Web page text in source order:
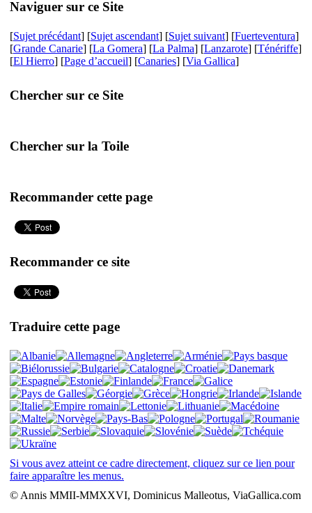
Naviguer sur ce Site
[Sujet précédant] [Sujet ascendant] [Sujet suivant] [Fuerteventura]
[Grande Canarie] [La Gomera] [La Palma] [Lanzarote] [Ténériffe]
[El Hierro] [Page d’accueil] [Canaries] [Via Gallica]
Chercher sur ce Site
Chercher sur la Toile
Recommander cette page
Recommander ce site
Traduire cette page
Si vous avez atteint ce cadre directement, cliquez sur ce lien pour
faire apparaître les menus.
© Annis MMII-MMXXVI, Dominicus Malleotus, ViaGallica.com